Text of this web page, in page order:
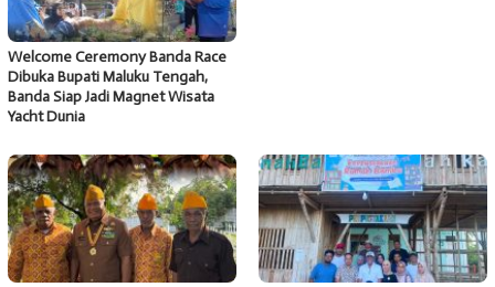
Welcome Ceremony Banda Race
Dibuka Bupati Maluku Tengah,
Banda Siap Jadi Magnet Wisata
Yacht Dunia